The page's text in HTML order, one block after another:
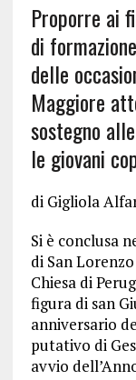
Proporre ai
di
delle
Maggiore
sostegno
le giovani
di Gigliola
Si è conclusa
di San
Chiesa di
figura di san
anniversario
putativo di
avvio